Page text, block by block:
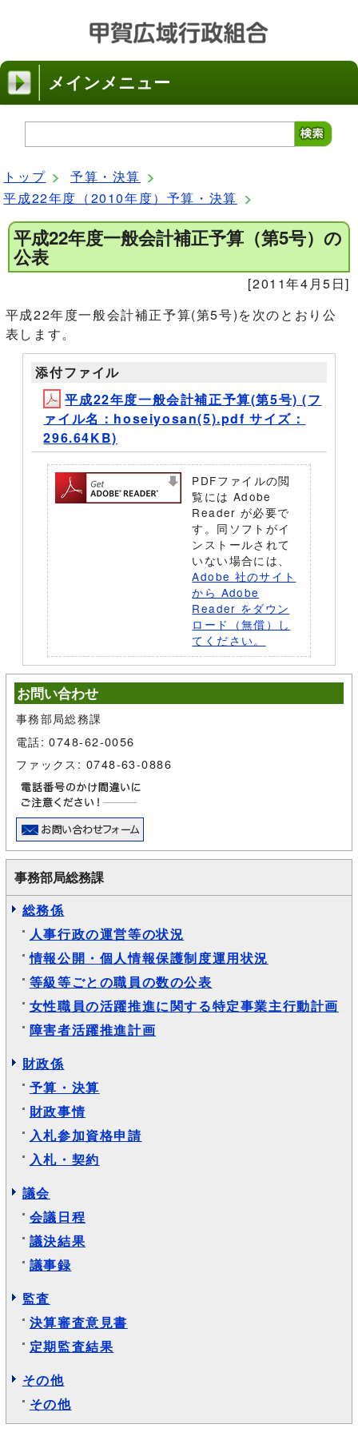
メインメニュー
トップ
予算・決算
平成22年度（2010年度）予算・決算
平成22年度一般会計補正予算（第5号）の
公表
[2011年4月5日]
平成22年度一般会計補正予算(第5号)を次のとおり公
表します。
添付ファイル
平成22年度一般会計補正予算(第5号) (フ
ァイル名：hoseiyosan(5).pdf サイズ：
296.64KB)
PDFファイルの閲
覧には Adobe
Reader が必要で
す。同ソフトがイ
ンストールされて
いない場合には、
Adobe 社のサイト
から Adobe
Reader をダウン
ロード（無償）し
てください。
お問い合わせ
事務部局総務課
電話: 0748-62-0056
ファックス: 0748-63-0886
事務部局総務課
総務係
人事行政の運営等の状況
情報公開・個人情報保護制度運用状況
等級等ごとの職員の数の公表
女性職員の活躍推進に関する特定事業主行動計画
障害者活躍推進計画
財政係
予算・決算
財政事情
入札参加資格申請
入札・契約
議会
会議日程
議決結果
議事録
監査
決算審査意見書
定期監査結果
その他
その他